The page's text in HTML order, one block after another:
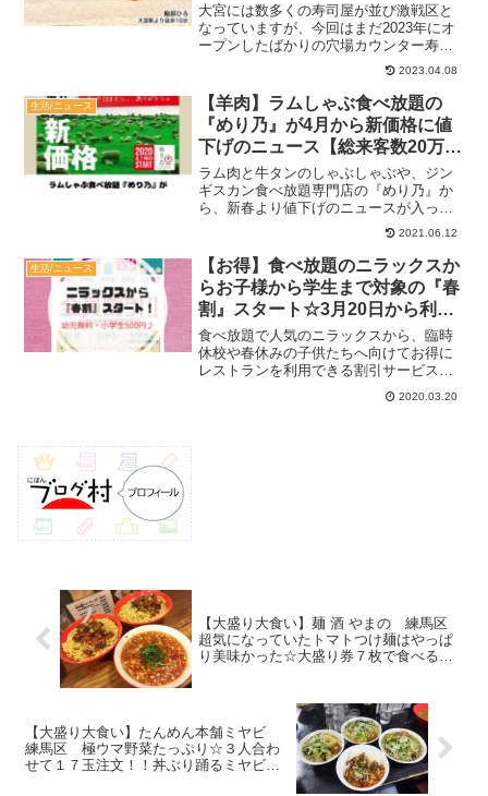
大宮には数多くの寿司屋が並び激戦区と
なっていますが、今回はまだ2023年にオ
ープンしたばかりの穴場カウンター寿司
『鮨邸 ひろ』をご紹介！駅の中心地から
は少し離れていて貸し切りもできたり
と、大宮で寿司を食べる時の選択肢とし
て覚えておきたいとこ...
2023.04.08
生活/ニュース
【羊肉】ラムしゃぶ食べ放題の
『めり乃』が4月から新価格に値
下げのニュース【総来客数20万人
記念】
ラム肉と牛タンのしゃぶしゃぶや、ジン
ギスカン食べ放題専門店の『めり乃』か
ら、新春より値下げのニュースが入って
きました！単純に料金が下がる嬉しい内
容をお伝えしますね(^^)記事内のメニュー
や料金は当時の情報です。現在とは異な
る可能性があるので...
2021.06.12
生活/ニュース
【お得】食べ放題のニラックスか
らお子様から学生まで対象の『春
割』スタート☆3月20日から利用
可能【幼児は無料】
食べ放題で人気のニラックスから、臨時
休校や春休みの子供たちへ向けてお得に
レストランを利用できる割引サービス
『春割』が始まりました！本来予定だっ
た春休みも目前ですからね～幼児から大
2020.03.20
【大盛り大食い】麺 酒 やまの 練馬区
超気になっていたトマトつけ麺はやっぱ
り美味かった☆大盛り券７枚で食べる
【大盛り大食い】たんめん本舗ミヤビ
練馬区 極ウマ野菜たっぷり☆３人合わ
せて１７玉注文！！丼ぶり踊るミヤビ会